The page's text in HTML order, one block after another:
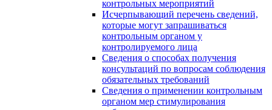
контрольных мероприятий
Исчерпывающий перечень сведений,
которые могут запрашиваться
контрольным органом у
контролируемого лица
Сведения о способах получения
консультаций по вопросам соблюдения
обязательных требований
Сведения о применении контрольным
органом мер стимулирования